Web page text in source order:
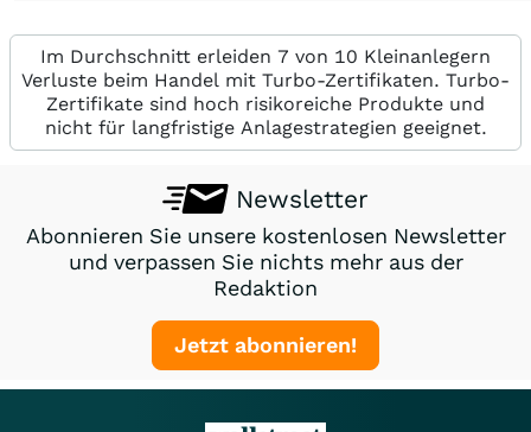
Im Durchschnitt erleiden 7 von 10 Kleinanlegern
Verluste beim Handel mit Turbo-Zertifikaten. Turbo-
Zertifikate sind hoch risikoreiche Produkte und
nicht für langfristige Anlagestrategien geeignet.
Newsletter
Abonnieren Sie unsere kostenlosen Newsletter
und verpassen Sie nichts mehr aus der
Redaktion
Jetzt abonnieren!